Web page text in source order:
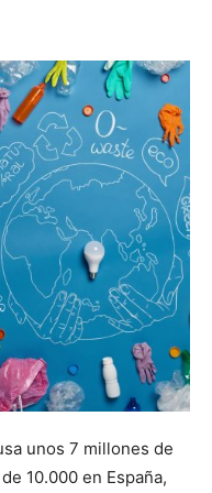
unos 7 millones de
10.000 en España,